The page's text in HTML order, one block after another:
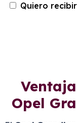
Quiero
Opel